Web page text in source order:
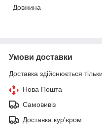
Довжина
Умови доставки
Доставка здійснюється
Нова Пошта
Самовивіз
Доставка кур'єром